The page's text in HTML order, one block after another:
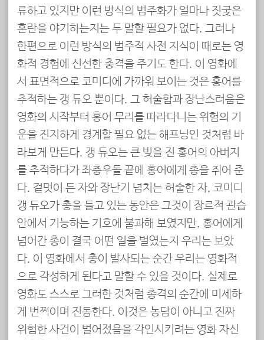
류하고 있지만 이런 방식의 범주화가 얼마나 짓궂은
혼란을 야기하는지는 두 말할 필요가 없다. 그러나
한편으로 이런 방식의 범주적 사전 지식이 때로는 영
화적 경험에 신선한 충격을 주기도 한다. 이 영화에
서 표면적으로 코미디에 가까워 보이는 것은 홍어를
추적하는 갱 듀오 뿐이다. 그 허술함과 장난스러움은
영화의 시작부터 홍어 무리를 따라다니는 위험의 기
운을 진지하게 경계할 필요 없는 해프닝인 것처럼 바
라보게 만든다. 갱 듀오는 큰 빚을 진 홍어의 아버지
를 추적하다가 좌충우돌 끝에 홍어에게 총을 쥐어 준
다. 겉멋이 든 자와 장난기 넘치는 허술한 자, 코미디
갱 듀오가 총을 들고 있는 동안은 그것이 장르적 관습
안에서 기능하는 기호에 불과해 보였지만, 홍어에게
넘어간 총이 결국 어떤 일을 벌였는지 우리는 보았
다. 이 영화에서 총이 발사되는 순간 우리는 영화적
으로 각성하게 된다고 말할 수 있을 것이다. 실제로
영화도 스스로 그러한 것처럼 총격의 순간에 미세하
게 번쩍이며 진동한다. 이것은 농담이 아니고 진짜
위험한 사건이 벌어졌음을 각인시키려는 영화 자신